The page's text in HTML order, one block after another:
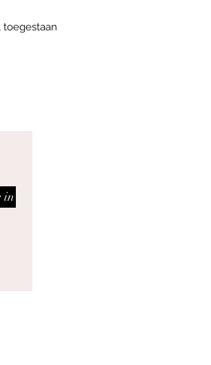
toegestaan
in